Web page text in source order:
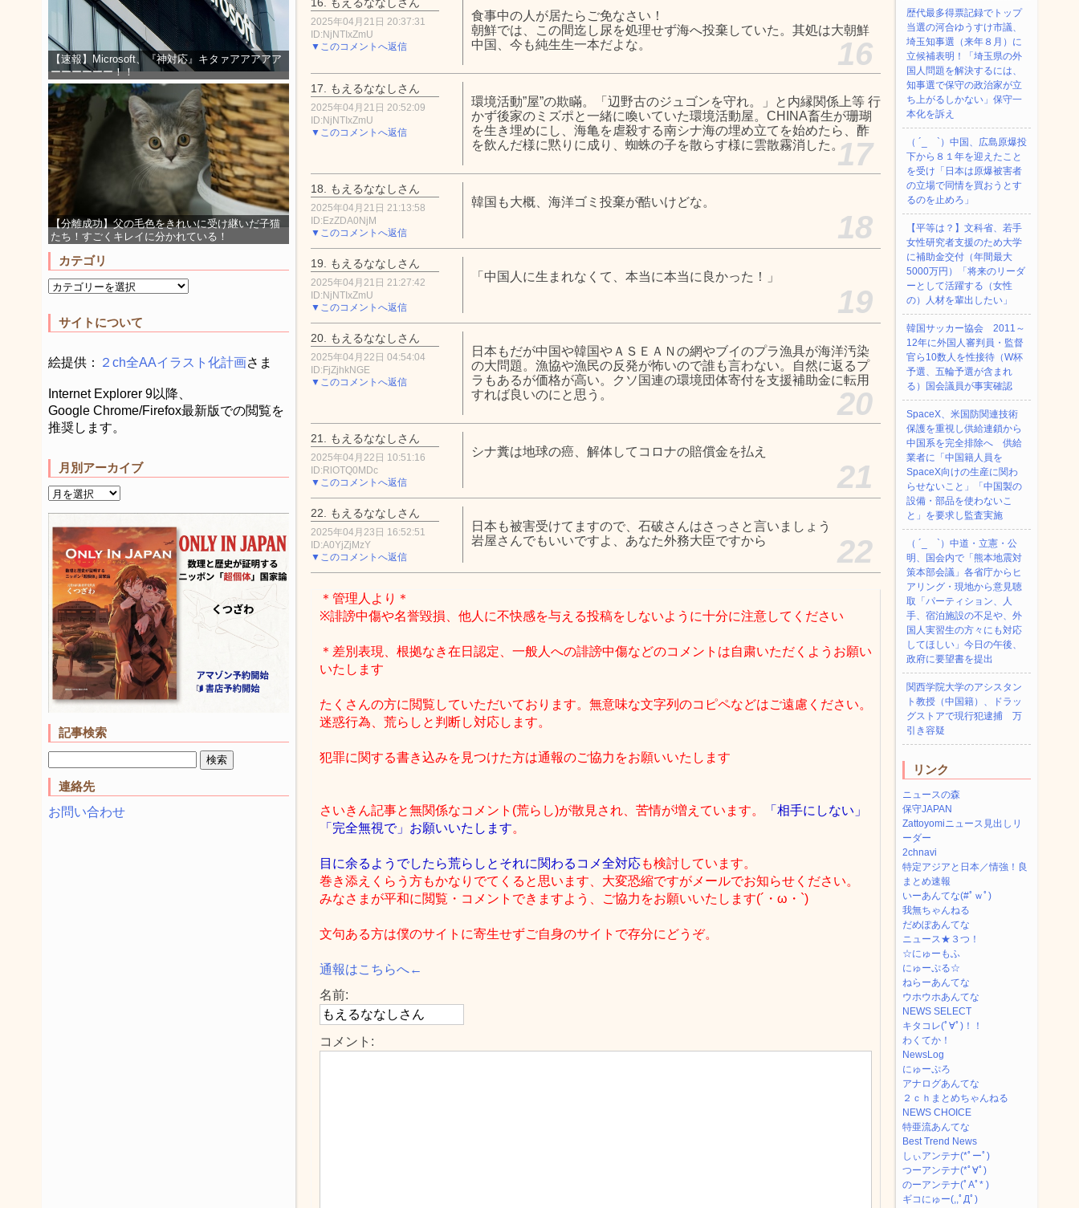
【速報】Microsoft、『神対応』キタァアアアアア
ーーーーーー！！
【分離成功】父の毛色をきれいに受け継いだ子猫
たち！すごくキレイに分かれている！
カテゴリ
サイトについて
絵提供： ２ch全AAイラスト化計画さま
Internet Explorer 9以降、
Google Chrome/Firefox最新版での閲覧を
推奨します。
月別アーカイブ
記事検索
連絡先
お問い合わせ
2025年04月21日 20:37:31
ID:NjNTIxZmU
▼このコメントへ返信
食事中の人が居たらご免なさい！
朝鮮では、この間迄し尿を処理せず海へ投棄していた。其処は大朝鮮
中国、今も純生生一本だよな。
16
17. もえるななしさん
2025年04月21日 20:52:09
ID:NjNTIxZmU
▼このコメントへ返信
環境活動”屋”の欺瞞。「辺野古のジュゴンを守れ。」と内縁関係上等 行
かず後家のミズポと一緒に喚いていた環境活動屋。CHINA畜生が珊瑚
を生き埋めにし、海亀を虐殺する南シナ海の埋め立てを始めたら、酢
を飲んだ様に黙りに成り、蜘蛛の子を散らす様に雲散霧消した。17
18. もえるななしさん
2025年04月21日 21:13:58
ID:EzZDA0NjM
▼このコメントへ返信
韓国も大概、海洋ゴミ投棄が酷いけどな。
18
19. もえるななしさん
2025年04月21日 21:27:42
ID:NjNTIxZmU
▼このコメントへ返信
「中国人に生まれなくて、本当に本当に良かった！」
19
20. もえるななしさん
2025年04月22日 04:54:04
ID:FjZjhkNGE
▼このコメントへ返信
日本もだが中国や韓国やＡＳＥＡＮの網やブイのプラ漁具が海洋汚染
の大問題。漁協や漁民の反発が怖いので誰も言わない。自然に返るプ
ラもあるが価格が高い。クソ国連の環境団体寄付を支援補助金に転用
すれば良いのにと思う。
20
21. もえるななしさん
2025年04月22日 10:51:16
ID:RlOTQ0MDc
▼このコメントへ返信
シナ糞は地球の癌、解体してコロナの賠償金を払え
21
22. もえるななしさん
2025年04月23日 16:52:51
ID:A0YjZjMzY
▼このコメントへ返信
日本も被害受けてますので、石破さんはさっさと言いましょう
岩屋さんでもいいですよ、あなた外務大臣ですから
22
＊管理人より＊
※誹謗中傷や名誉毀損、他人に不快感を与える投稿をしないように十分に注意してください
＊差別表現、根拠なき在日認定、一般人への誹謗中傷などのコメントは自粛いただくようお願い
いたします
たくさんの方に閲覧していただいております。無意味な文字列のコピペなどはご遠慮ください。
迷惑行為、荒らしと判断し対応します。
犯罪に関する書き込みを見つけた方は通報のご協力をお願いいたします
さいきん記事と無関係なコメント(荒らし)が散見され、苦情が増えています。
「相手にしない」
「完全無視で」お願いいたします。
目に余るようでしたら荒らしとそれに関わるコメ全対応も検討しています。
巻き添えくらう方もかなりでてくると思います、大変恐縮ですがメールでお知らせください。
みなさまが平和に閲覧・コメントできますよう、ご協力をお願いいたします(´・ω・`)
文句ある方は僕のサイトに寄生せずご自身のサイトで存分にどうぞ。
通報はこちらへ←
名前:
コメント:
歴代最多得票記録でトップ
当選の河合ゆうすけ市議、
埼玉知事選（来年８月）に
立候補表明！「埼玉県の外
国人問題を解決するには、
知事選で保守の政治家が立
ち上がるしかない」保守一
本化を訴え
（ ´_ゝ`）中国、広島原爆投
下から８１年を迎えたこと
を受け「日本は原爆被害者
の立場で同情を買おうとす
るのを止めろ」
【平等は？】文科省、若手
女性研究者支援のため大学
に補助金交付（年間最大
5000万円）「将来のリーダ
ーとして活躍する（女性
の）人材を輩出したい」
韓国サッカー協会 2011～
12年に外国人審判員・監督
官ら10数人を性接待（W杯
予選、五輪予選が含まれ
る）国会議員が事実確認
SpaceX、米国防関連技術
保護を重視し供給連鎖から
中国系を完全排除へ 供給
業者に「中国籍人員を
SpaceX向けの生産に関わ
らせないこと」「中国製の
設備・部品を使わないこ
と」を要求し監査実施
（ ´_ゝ`）中道・立憲・公
明、国会内で「熊本地震対
策本部会議」各省庁からヒ
アリング・現地から意見聴
取「パーティション、人
手、宿泊施設の不足や、外
国人実習生の方々にも対応
してほしい」今日の午後、
政府に要望書を提出
関西学院大学のアシスタン
ト教授（中国籍）、ドラッ
グストアで現行犯逮捕 万
引き容疑
リンク
ニュースの森
保守JAPAN
Zattoyomiニュース見出しリ
ーダー
2chnavi
特定アジアと日本／情強！良
まとめ速報
いーあんてな(#ﾟｗﾟ)
我無ちゃんねる
だめぽあんてな
ニュース★３つ！
☆にゅーもふ
にゅーぷる☆
ねらーあんてな
ウホウホあんてな
NEWS SELECT
キタコレ(ﾟ∀ﾟ)！！
わくてか！
NewsLog
にゅーぷろ
アナログあんてな
２ｃｈまとめちゃんねる
NEWS CHOICE
特亜流あんてな
Best Trend News
しぃアンテナ(*ﾟーﾟ)
つーアンテナ(*ﾟ∀ﾟ)
のーアンテナ(ﾟAﾟ* )
ギコにゅー(,,ﾟДﾟ)